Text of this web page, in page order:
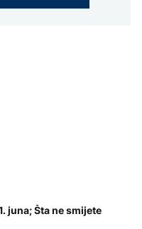
juna; Šta ne smijete